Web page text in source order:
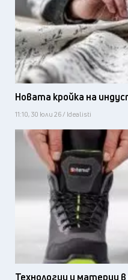
Новата кройка на
11:10, 30 юли 26 / Idealisti
Технологии и материи